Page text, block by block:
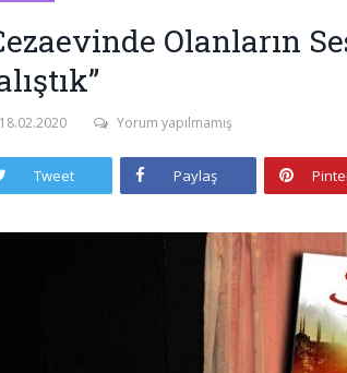
Olanların
18.02.2020 Yorum yapılmamış
Tweet Paylaş